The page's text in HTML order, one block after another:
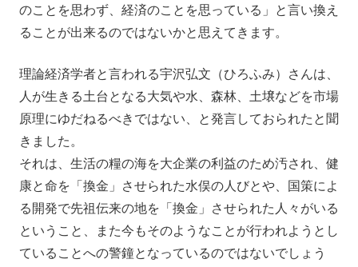
のことを思わず、経済のことを思っている」と言い換え
ることが出来るのではないかと思えてきます。
理論経済学者と言われる宇沢弘文（ひろふみ）さんは、
人が生きる土台となる大気や水、森林、土壌などを市場
原理にゆだねるべきではない、と発言しておられたと聞
きました。
それは、生活の糧の海を大企業の利益のため汚され、健
康と命を「換金」させられた水俣の人びとや、国策によ
る開発で先祖伝来の地を「換金」させられた人々がいる
ということ、また今もそのようなことが行われようとし
ていることへの警鐘となっているのではないでしょう